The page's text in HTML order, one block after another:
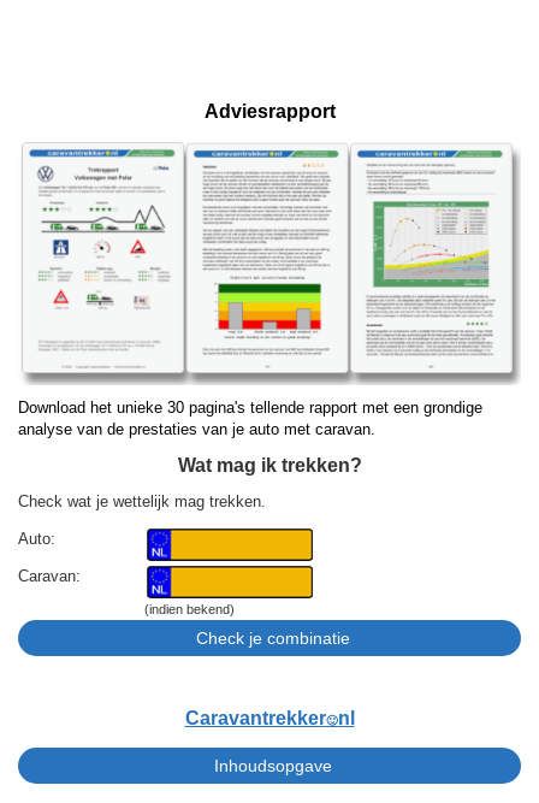
Adviesrapport
Download het unieke 30 pagina's tellende rapport met een grondige
analyse van de prestaties van je auto met caravan.
Wat mag ik trekken?
Check wat je wettelijk mag trekken.
Auto:
Caravan:
(indien bekend)
Caravantrekker🙂nl